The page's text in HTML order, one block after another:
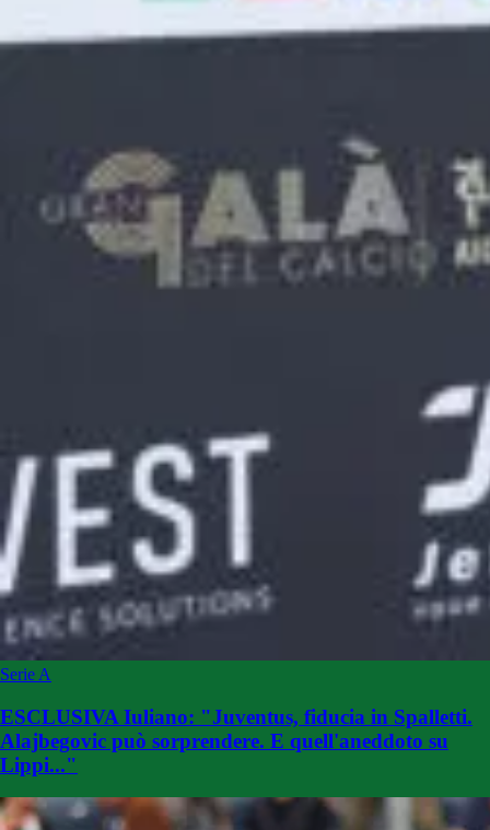
Serie A
ESCLUSIVA Iuliano: "Juventus, fiducia in Spalletti.
Alajbegovic può sorprendere. E quell'aneddoto su
Lippi..."